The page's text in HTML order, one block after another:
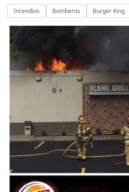
Incendios Bomberos Burger King